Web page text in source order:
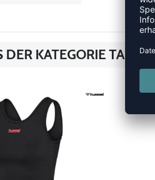
DER KATEGORIE TANK-
NEW